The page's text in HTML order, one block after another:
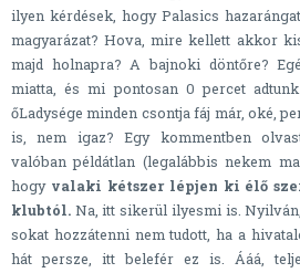
ilyen kérdések, hogy Palasics
magyarázat? Hova, mire kellett akkor
majd holnapra? A bajnoki döntőre?
miatta, és mi pontosan 0 percet
őLadysége minden csontja fáj már, oké,
is, nem igaz? Egy kommentben
valóban példátlan (legalábbis nekem
hogy valaki kétszer lépjen ki élő
klubtól. Na, itt sikerül ilyesmi is.
sokat hozzátenni nem tudott, ha a
hát persze, itt belefér ez is. Ááá,